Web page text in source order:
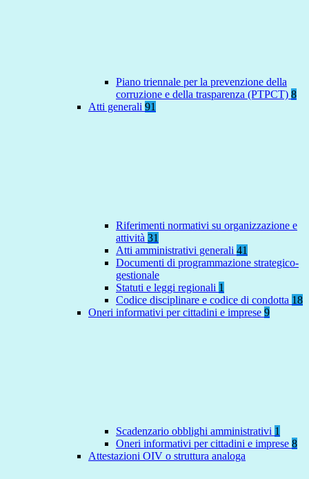
Piano triennale per la prevenzione della
corruzione e della trasparenza (PTPCT) 8
Atti generali 91
Riferimenti normativi su organizzazione e
attività 31
Atti amministrativi generali 41
Documenti di programmazione strategico-
gestionale
Statuti e leggi regionali 1
Codice disciplinare e codice di condotta 18
Oneri informativi per cittadini e imprese 9
Scadenzario obblighi amministrativi 1
Oneri informativi per cittadini e imprese 8
Attestazioni OIV o struttura analoga